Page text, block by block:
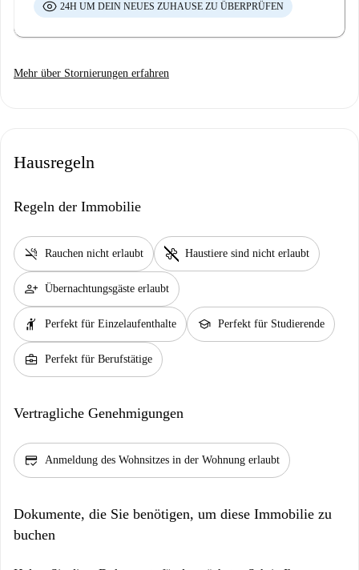
24H UM DEIN NEUES ZUHAUSE ZU ÜBERPRÜFEN
Mehr über Stornierungen erfahren
Hausregeln
Regeln der Immobilie
smoke_free Rauchen nicht erlaubt pet_supplies Haustiere sind nicht erlaubt
person_add Übernachtungsgäste erlaubt
hail Perfekt für Einzelaufenthalte school Perfekt für Studierende
business_center Perfekt für Berufstätige
Vertragliche Genehmigungen
credit_score Anmeldung des Wohnsitzes in der Wohnung erlaubt
Dokumente, die Sie benötigen, um diese Immobilie zu
buchen